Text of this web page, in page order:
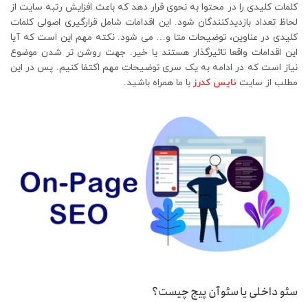
کلمات کلیدی را در محتوا به نحوی قرار دهد که باعث افزایش رتبه سایت از
لحاظ تعداد بازدیدکنندگان شود. این اقدامات شامل قرارگیری اصولی کلمات
کلیدی در عناوین، توضیحات متا و… می شود. نکته مهم این است که آیا
این اقدامات واقعا تاثیرگذار هستند یا خیر. جهت روشن تر شدن موضوع
نیاز است که در ادامه به یک سری توضیحات مهم اکتفا کنیم. پس در این
مطلب از سایت نایس کدرز با ما همراه باشید.
سئو داخلی یا سئو آن پیج چیست؟